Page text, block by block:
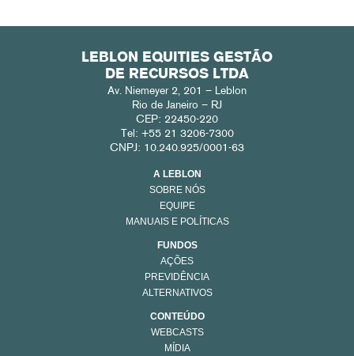
LEBLON EQUITIES GESTÃO
DE RECURSOS LTDA
Av. Niemeyer 2, 201 – Leblon
Rio de Janeiro – RJ
CEP: 22450-220
Tel: +55 21 3206-7300
CNPJ: 10.240.925/0001-63
A LEBLON
SOBRE NÓS
EQUIPE
MANUAIS E POLÍTICAS
FUNDOS
AÇÕES
PREVIDÊNCIA
ALTERNATIVOS
CONTEÚDO
WEBCASTS
MÍDIA